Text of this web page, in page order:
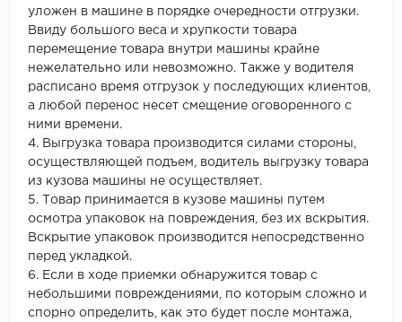
уложен в машине в порядке очередности отгрузки.
Ввиду большого веса и хрупкости товара
перемещение товара внутри машины крайне
нежелательно или невозможно. Также у водителя
расписано время отгрузок у последующих клиентов,
а любой перенос несет смещение оговоренного с
ними времени.
4. Выгрузка товара производится силами стороны,
осуществляющей подъем, водитель выгрузку товара
из кузова машины не осуществляет.
5. Товар принимается в кузове машины путем
осмотра упаковок на повреждения, без их вскрытия.
Вскрытие упаковок производится непосредственно
перед укладкой.
6. Если в ходе приемки обнаружится товар с
небольшими повреждениями, по которым сложно и
спорно определить, как это будет после монтажа,